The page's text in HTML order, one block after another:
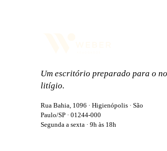
Um escritório preparado para o
litígio.
Rua Bahia, 1096 · Higienópolis · São
Paulo/SP · 01244-000
Segunda a sexta · 9h às 18h